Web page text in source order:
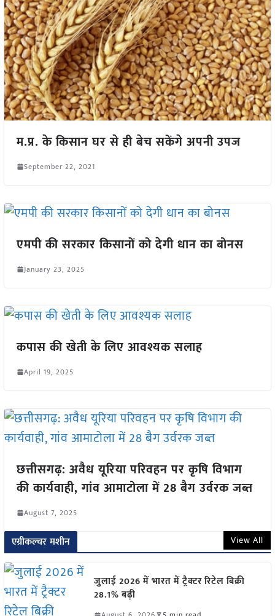
म.प्र. के किसान घर से ही बेच सकेंगे अपनी उपज
September 22, 2021
एमपी की सरकार किसानों को देगी धान का बोनस
January 23, 2025
कपास की खेती के लिए आवश्यक सलाह
April 19, 2025
छत्तीसगढ़: अवैध यूरिया परिवहन पर कृषि विभाग
की कार्यवाही, गांव आमाटोला में 28 बैग उर्वरक जब्त
August 7, 2025
एग्रीकल्चर मशीन View All
जुलाई 2026 में भारत में ट्रैक्टर रिटेल बिक्री
28.1% बढ़ी